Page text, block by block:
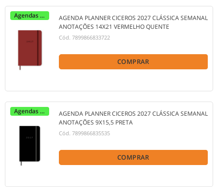
Agendas 2027
AGENDA PLANNER CICEROS 2027 CLÁSSICA SEMANAL
ANOTAÇÕES 14X21 VERMELHO QUENTE
Cód. 7899866833722
COMPRAR
Agendas 2027
AGENDA PLANNER CICEROS 2027 CLÁSSICA SEMANAL
ANOTAÇÕES 9X15,5 PRETA
Cód. 7899866835535
COMPRAR